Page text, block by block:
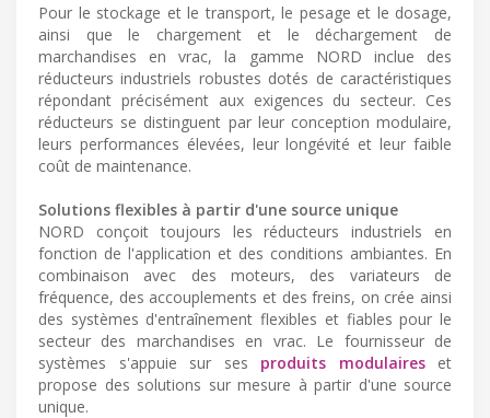
Pour le stockage et le transport, le pesage et le dosage,
ainsi que le chargement et le déchargement de
marchandises en vrac, la gamme NORD inclue des
réducteurs industriels robustes dotés de caractéristiques
répondant précisément aux exigences du secteur. Ces
réducteurs se distinguent par leur conception modulaire,
leurs performances élevées, leur longévité et leur faible
coût de maintenance.
Solutions flexibles à partir d'une source unique
NORD conçoit toujours les réducteurs industriels en
fonction de l'application et des conditions ambiantes. En
combinaison avec des moteurs, des variateurs de
fréquence, des accouplements et des freins, on crée ainsi
des systèmes d'entraînement flexibles et fiables pour le
secteur des marchandises en vrac. Le fournisseur de
systèmes s'appuie sur ses produits modulaireset
propose des solutions sur mesure à partir d'une source
unique.